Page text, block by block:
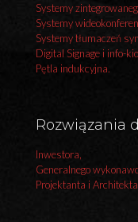
Systemy
Systemy
Systemy tłumaczeń
Digital Signage i info-
Pętla indukcyjna.
Rozwiązania
Inwestora,
Generalnego
Projektanta i Architekta